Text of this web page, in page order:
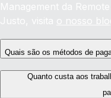
Management da
Justo, visita o nosso
Quais são os métodos de
Quanto custa aos